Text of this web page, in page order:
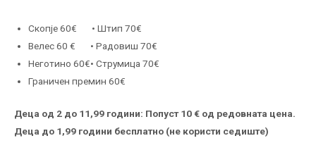
Скопје 60€ • Штип 70€
Велес 60 € • Радовиш 70€
Неготино 60€• Струмица 70€
Граничен премин 60€
Деца од 2 до 11,99 години: Попуст 10 € од редовната цена.
Деца до 1,99 години бесплатно (не користи седиште)